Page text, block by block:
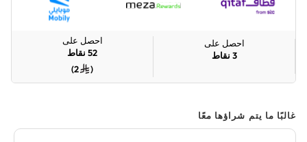
احصل على
3 نقاط
احصل على
52 نقاط
(
2
)
غالبًا ما يتم شراؤها معًا